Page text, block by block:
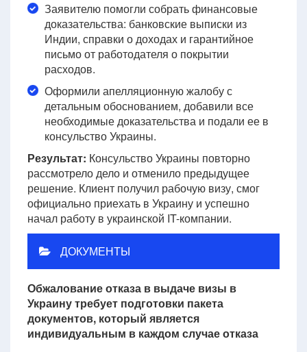
Заявителю помогли собрать финансовые
доказательства: банковские выписки из
Индии, справки о доходах и гарантийное
письмо от работодателя о покрытии
расходов.
Оформили апелляционную жалобу с
детальным обоснованием, добавили все
необходимые доказательства и подали ее в
консульство Украины.
Результат: Консульство Украины повторно
рассмотрело дело и отменило предыдущее
решение. Клиент получил рабочую визу, смог
официально приехать в Украину и успешно
начал работу в украинской IT-компании.
ДОКУМЕНТЫ
Обжалование отказа в выдаче визы в
Украину требует подготовки пакета
документов, который является
индивидуальным в каждом случае отказа